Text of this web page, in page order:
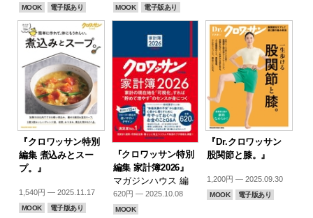
MOOK 電子版あり MOOK 電子版あり
『クロワッサン特別
編集 煮込みとスー
プ。』
1,540円 — 2025.11.17
MOOK 電子版あり
『クロワッサン特別
編集 家計簿2026』
マガジンハウス 編
620円 — 2025.10.08
MOOK
『Dr.クロワッサン
股関節と膝。』
1,200円 — 2025.09.30
MOOK 電子版あり